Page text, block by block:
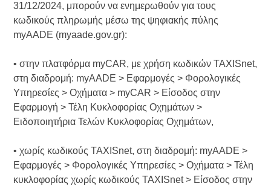
31/12/2024, μπορούν να ενημερωθούν για τους
κωδικούς πληρωμής μέσω της ψηφιακής πύλης
myAADE (myaade.gov.gr):
• στην πλατφόρμα myCAR, με χρήση κωδικών TAXISnet,
στη διαδρομή: myAADE > Εφαρμογές > Φορολογικές
Υπηρεσίες > Οχήματα > myCAR > Είσοδος στην
Εφαρμογή > Τέλη Κυκλοφορίας Οχημάτων >
Ειδοποιητήρια Τελών Κυκλοφορίας Οχημάτων,
• χωρίς κωδικούς TAXISnet, στη διαδρομή: myAADE >
Εφαρμογές > Φορολογικές Υπηρεσίες > Οχήματα > Τέλη
κυκλοφορίας χωρίς κωδικούς TAXISnet > Είσοδος στην